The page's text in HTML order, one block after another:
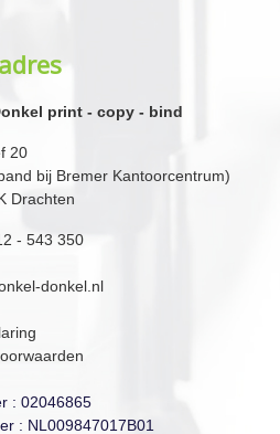
print - copy - bind
20
bij Bremer Kantoorcentrum)
Drachten
- 543 350
donkel.nl
: 02046865
: NL009847017B01